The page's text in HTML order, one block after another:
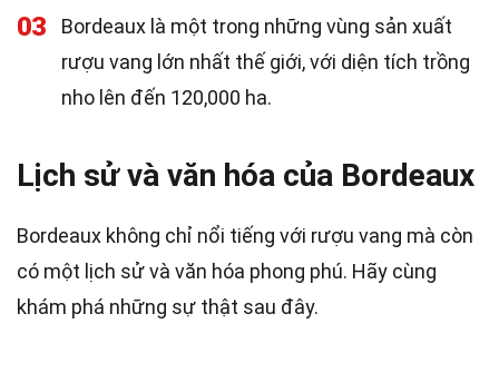
03
Bordeaux là một trong những vùng sản xuất
rượu vang lớn nhất thế giới, với diện tích trồng
nho lên đến 120,000 ha.
Lịch sử và văn hóa của Bordeaux
Bordeaux không chỉ nổi tiếng với rượu vang mà còn
có một lịch sử và văn hóa phong phú. Hãy cùng
khám phá những sự thật sau đây.